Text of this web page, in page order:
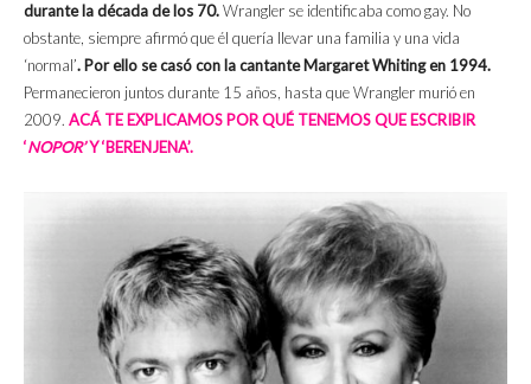
durante la década de los 70.Wrangler se identificaba como gay. No
obstante, siempre afirmó que él quería llevar una familia y una vida
‘normal’. Por ello se casó con la cantante Margaret Whiting en 1994.
Permanecieron juntos durante 15 años, hasta que Wrangler murió en
2009. ACÁ TE EXPLICAMOS POR QUÉ TENEMOS QUE ESCRIBIR
‘NOPOR’Y ‘BERENJENA’.